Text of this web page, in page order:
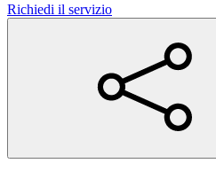
Richiedi il servizio